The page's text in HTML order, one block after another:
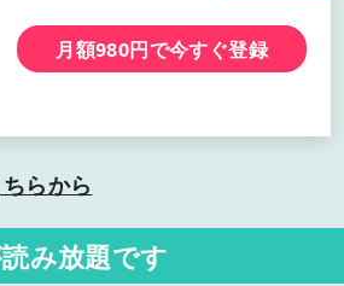
月額980円で今すぐ登録
らから
み放題です